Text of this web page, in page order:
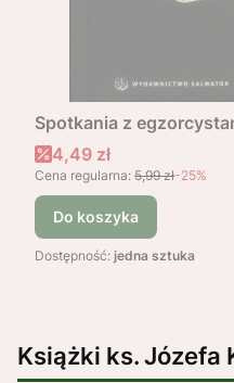
Spotkania z
Cena promocyjna
4,49 zł
Cena regularna: 5,99 zł-25%
Do koszyka
Dostępność: jedna sztuka
Książki ks. Józefa